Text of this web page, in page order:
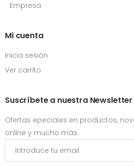
Empresa
Mi cuenta
Inicia sesión
Ver carrito
Suscríbete a nuestra Newsletter
Ofertas epeciales en productos,
online y mucho más.